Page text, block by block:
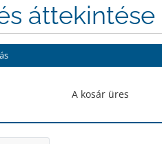
áttekintése
A kosár üres